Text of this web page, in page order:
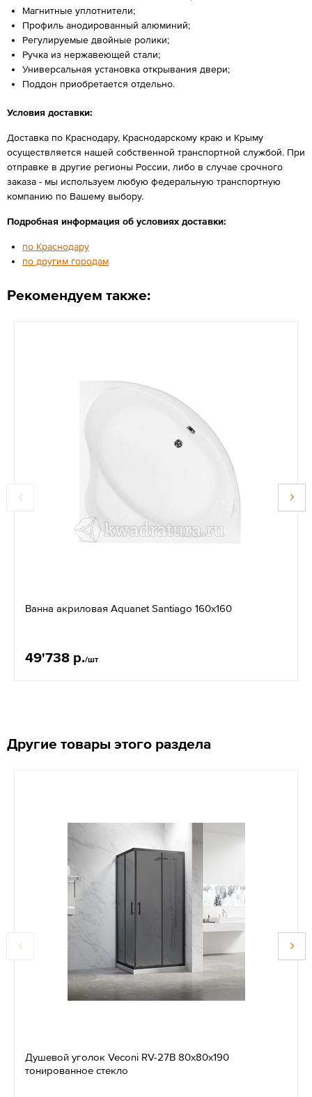
Магнитные уплотнители;
Профиль анодированный алюминий;
Регулируемые двойные ролики;
Ручка из нержавеющей стали;
Универсальная установка открывания двери;
Поддон приобретается отдельно.
Условия доставки:
Доставка по Краснодару, Краснодарскому краю и Крыму
осуществляется нашей собственной транспортной службой. При
отправке в другие регионы России, либо в случае срочного
заказа - мы используем любую федеральную транспортную
компанию по Вашему выбору.
Подробная информация об условиях доставки:
по Краснодару
по другим городам
Рекомендуем также:
Ванна акриловая Aquanet Santiago 160х160
49'738 р./шт
Другие товары этого раздела
Душевой уголок Veconi RV-27B 80x80x190
тонированное стекло